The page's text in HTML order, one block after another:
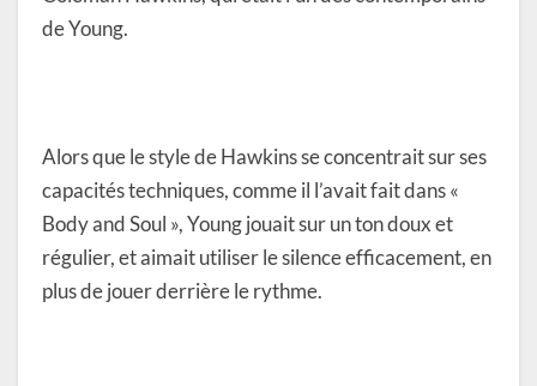
de Young.
Alors que le style de Hawkins se concentrait sur ses
capacités techniques, comme il l’avait fait dans «
Body and Soul », Young jouait sur un ton doux et
régulier, et aimait utiliser le silence efficacement, en
plus de jouer derrière le rythme.